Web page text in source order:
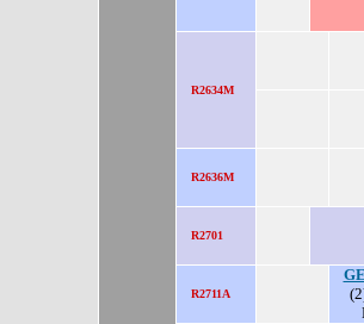
R2634M
R2636M
R2701
R2711A